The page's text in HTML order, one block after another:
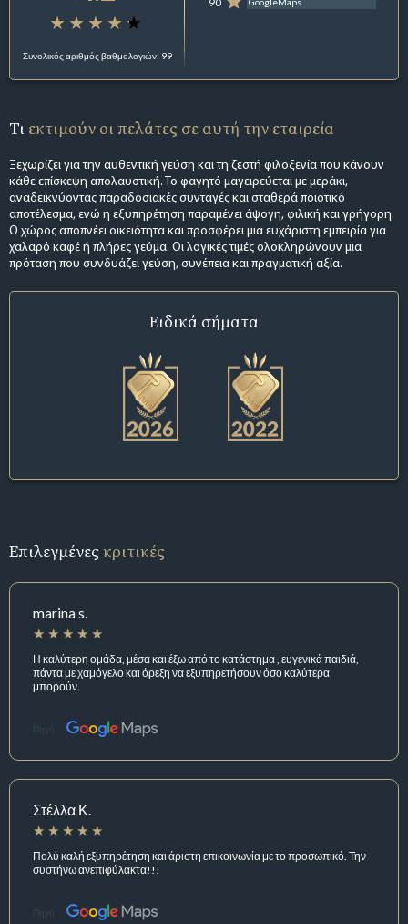
Συνολικός αριθμός βαθμολογιών: 99
Τι εκτιμούν οι πελάτες σε αυτή την εταιρεία
Ξεχωρίζει για την αυθεντική γεύση και τη ζεστή φιλοξενία που κάνουν
κάθε επίσκεψη απολαυστική. Το φαγητό μαγειρεύεται με μεράκι,
αναδεικνύοντας παραδοσιακές συνταγές και σταθερά ποιοτικό
αποτέλεσμα, ενώ η εξυπηρέτηση παραμένει άψογη, φιλική και γρήγορη.
Ο χώρος αποπνέει οικειότητα και προσφέρει μια ευχάριστη εμπειρία για
χαλαρό καφέ ή πλήρες γεύμα. Οι λογικές τιμές ολοκληρώνουν μια
πρόταση που συνδυάζει γεύση, συνέπεια και πραγματική αξία.
Ειδικά σήματα
Επιλεγμένεςκριτικές
marina s.
Η καλύτερη ομάδα, μέσα και έξω από το κατάστημα , ευγενικά παιδιά,
πάντα με χαμόγελο και όρεξη να εξυπηρετήσουν όσο καλύτερα
μπορούν.
Πηγή:
Στέλλα Κ.
Πολύ καλή εξυπηρέτηση και άριστη επικοινωνία με το προσωπικό. Την
συστήνω ανεπιφύλακτα!!!
Πηγή: